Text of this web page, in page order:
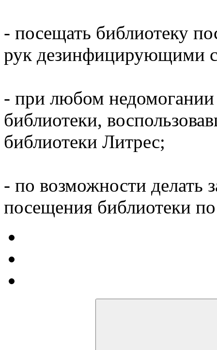
- посещать библиотеку
рук дезинфицирующими
- при любом недомогании
библиотеки,
библиотеки Литрес;
- по возможности делать
посещения библиотеки